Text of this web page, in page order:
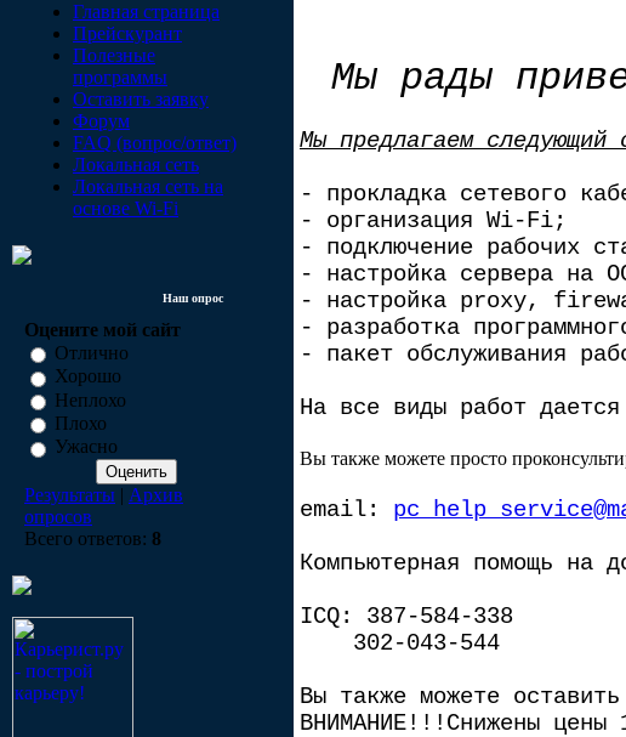
Главная страница
Прейскурант
Полезные
программы
Оставить заявку
Форум
FAQ (вопрос/ответ)
Локальная сеть
Локальная сеть на
основе Wi-Fi
Наш опрос
Оцените мой сайт
Отлично
Хорошо
Неплохо
Плохо
Ужасно
Результаты | Архив
опросов
Всего ответов: 8
Мы рады
Мы предлагаем следующий
- прокладка сетевого
- организация Wi-Fi;
- подключение рабочих
- настройка сервера на
- настройка proxy,
- разработка
- пакет обслуживания
На все виды работ
Вы также можете просто
email:
Компьютерная помощь на
ICQ: 387-584-338
302-043-544
Вы также можете
ВНИМАНИЕ!!!Снижены